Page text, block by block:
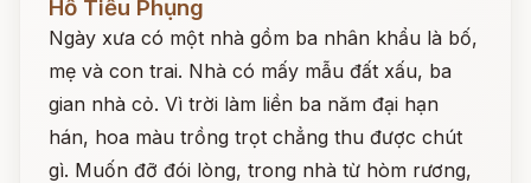
Hồ Tiểu Phụng
Ngày xưa có một nhà gồm ba nhân khẩu là bố,
mẹ và con trai. Nhà có mấy mẫu đất xấu, ba
gian nhà cỏ. Vì trời làm liền ba năm đại hạn
hán, hoa màu trồng trọt chẳng thu được chút
gì. Muốn đỡ đói lòng, trong nhà từ hòm rương,